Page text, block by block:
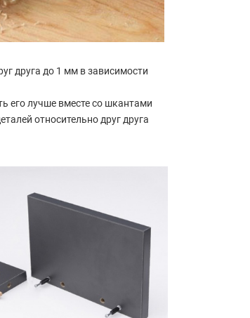
друга до 1 мм в зависимости
его лучше вместе со шкантами
относительно друг друга